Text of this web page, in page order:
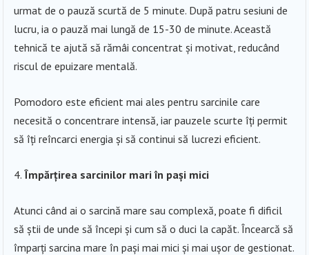
urmat de o pauză scurtă de 5 minute. După patru sesiuni de
lucru, ia o pauză mai lungă de 15-30 de minute. Această
tehnică te ajută să rămâi concentrat și motivat, reducând
riscul de epuizare mentală.
Pomodoro este eficient mai ales pentru sarcinile care
necesită o concentrare intensă, iar pauzele scurte îți permit
să îți reîncarci energia și să continui să lucrezi eficient.
Împărțirea sarcinilor mari în pași mici
Atunci când ai o sarcină mare sau complexă, poate fi dificil
să știi de unde să începi și cum să o duci la capăt. Încearcă să
împarți sarcina mare în pași mai mici și mai ușor de gestionat.